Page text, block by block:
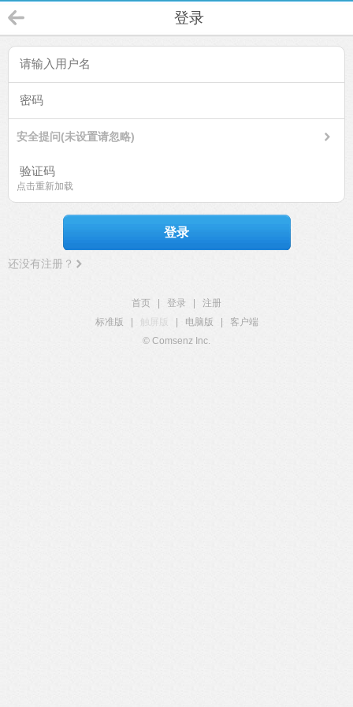
登录
安全提问(未设置请忽略)
点击重新加载
登录
还没有注册？
首页 登录
注册
标准版
触屏版 电脑版
客户端
© Comsenz Inc.